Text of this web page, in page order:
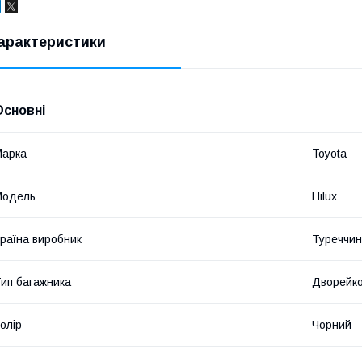
Toyota
Hilux
виробник
багажника
Чорний